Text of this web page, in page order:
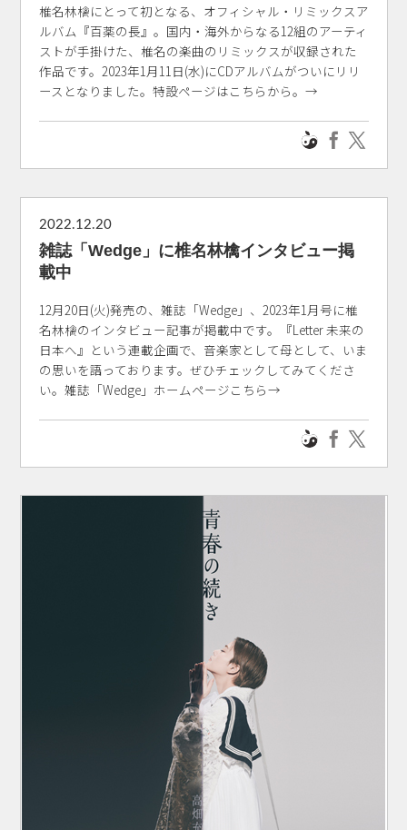
椎名林檎にとって初となる、オフィシャル・リミックスア
ルバム『百薬の長』。国内・海外からなる12組のアーティ
ストが手掛けた、椎名の楽曲のリミックスが収録された
作品です。2023年1月11日(水)にCDアルバムがついにリリ
ースとなりました。特設ページはこちらから。→
2022.12.20
雑誌「Wedge」に椎名林檎インタビュー掲
載中
12月20日(火)発売の、雑誌「Wedge」、2023年1月号に椎
名林檎のインタビュー記事が掲載中です。『Letter 未来の
日本へ』という連載企画で、音楽家として母として、いま
の思いを語っております。ぜひチェックしてみてくださ
い。雑誌「Wedge」ホームページこちら→